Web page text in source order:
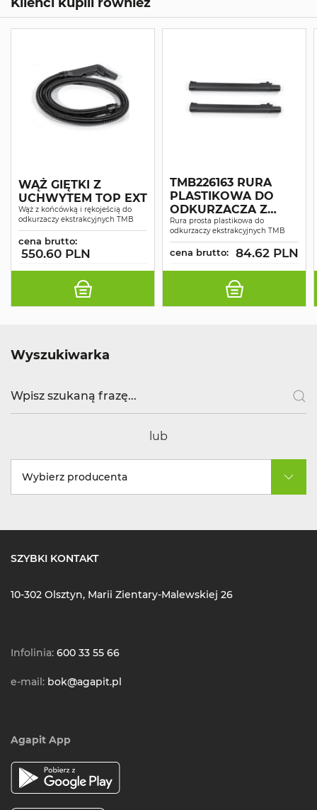
WĄŻ GIĘTKI Z
UCHWYTEM TOP EXT
Wąż z końcówką i rękojeścią do
odkurzaczy ekstrakcyjnych TMB
cena brutto:
550.60 PLN
TMB226163 RURA
PLASTIKOWA DO
ODKURZACZA Z
ZESTAWU KIT
EXTRACT ŚR. 37 MM 1
SZT.
Rura prosta plastikowa do
odkurzaczy ekstrakcyjnych TMB
cena brutto: 84.62 PLN
Wyszukiwarka
lub
Wybierz producenta
SZYBKI KONTAKT
10-302 Olsztyn, Marii Zientary-Malewskiej 26
Infolinia: 600 33 55 66
e-mail: bok@agapit.pl
Agapit App